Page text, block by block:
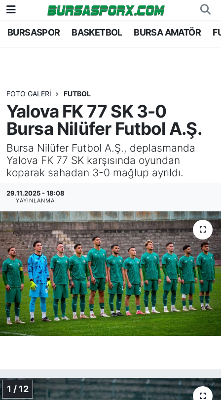
BURSASPOR BASKETBOL BURSA AMATÖR
FOTO GALERI FUTBOL
Yalova FK 77 SK 3-0
Bursa Nilüfer Futbol A.Ş.
Bursa Nilüfer Futbol A.Ş., deplasmanda
Yalova FK 77 SK karşısında oyundan
koparak sahadan 3-0 mağlup ayrıldı.
29.11.2025 - 18:08
YAYINLANMA
1 / 12
Bursaspor
Basketbol
Bursa Amatör
Hentbol
Voleybol
Genel
Bursa Nöbetçi Eczaneler
Bursa Namaz Vakitleri
Bursa Trafik Yoğunluk Haritası
TFF 2.Lig Kırmızı Grup Puan Durumu ve Fikstür
Tüm Manşetler
Son Dakika Haberleri
Haber Arşivi